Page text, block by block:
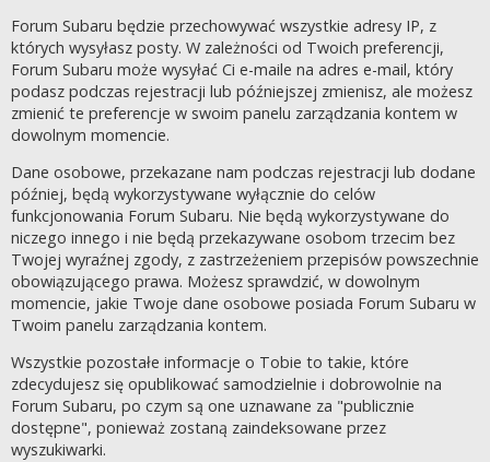
Forum Subaru będzie przechowywać wszystkie adresy IP, z
których wysyłasz posty. W zależności od Twoich preferencji,
Forum Subaru może wysyłać Ci e-maile na adres e-mail, który
podasz podczas rejestracji lub późniejszej zmienisz, ale możesz
zmienić te preferencje w swoim panelu zarządzania kontem w
dowolnym momencie.
Dane osobowe, przekazane nam podczas rejestracji lub dodane
później, będą wykorzystywane wyłącznie do celów
funkcjonowania Forum Subaru. Nie będą wykorzystywane do
niczego innego i nie będą przekazywane osobom trzecim bez
Twojej wyraźnej zgody, z zastrzeżeniem przepisów powszechnie
obowiązującego prawa. Możesz sprawdzić, w dowolnym
momencie, jakie Twoje dane osobowe posiada Forum Subaru w
Twoim panelu zarządzania kontem.
Wszystkie pozostałe informacje o Tobie to takie, które
zdecydujesz się opublikować samodzielnie i dobrowolnie na
Forum Subaru, po czym są one uznawane za "publicznie
dostępne", ponieważ zostaną zaindeksowane przez
wyszukiwarki.